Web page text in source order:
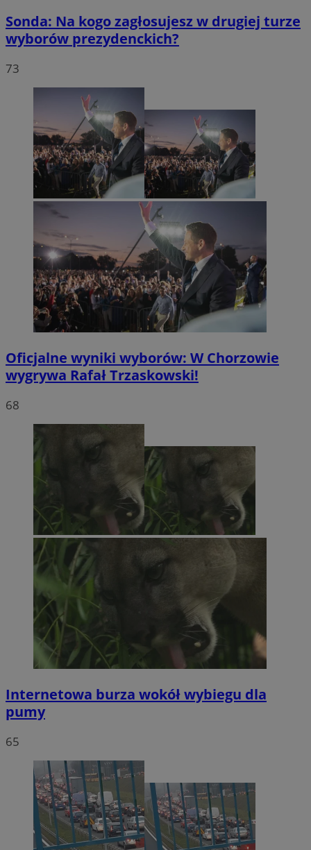
Sonda: Na kogo zagłosujesz w drugiej turze
wyborów prezydenckich?
73
Oficjalne wyniki wyborów: W Chorzowie
wygrywa Rafał Trzaskowski!
68
Internetowa burza wokół wybiegu dla
pumy
65